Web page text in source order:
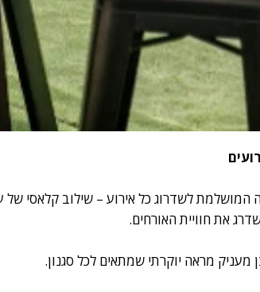
המושלמת לשדרוג כל אירוע – שילוב קלאסי של
את חוויית האורחים.
מעניק מראה יוקרתי שמתאים לכל סגנון.